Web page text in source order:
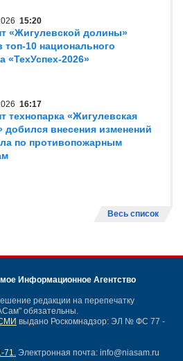
15:20
«Жигулевской долины»
топ-10 национального
«ТехУспех-2026»
16:17
технопарка «Жигулевская
добился внесения изменений
по противопожарным
Весь список
Информационное Агентство
редакции на перепечатку
обязательны.
выдано Роскомнадзор: ЭЛ № ФС 77 -
71. Электронная почта: info@niasam.ru